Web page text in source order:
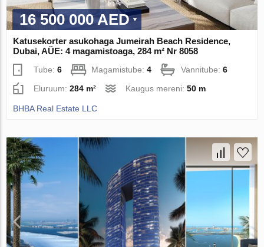
16 500 000 AED
Katusekorter asukohaga Jumeirah Beach Residence,
Dubai, AÜE: 4 magamistoaga, 284 m² Nr 8058
Tube:6 Magamistube:4 Vannitube:6
Eluruum:284 m² Kaugus mereni:50 m
BHBA Real Estate LLC